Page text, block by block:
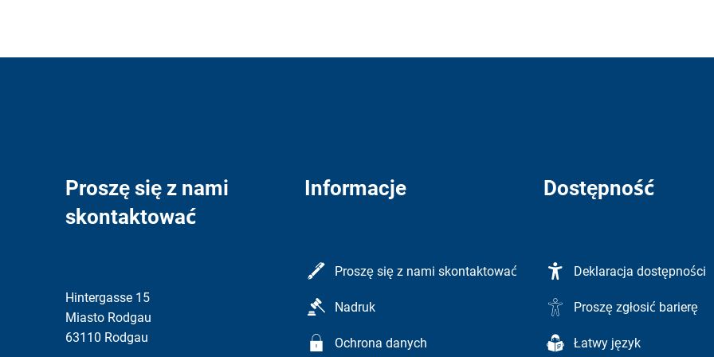
Proszę się z nami
skontaktować
Hintergasse 15
Miasto Rodgau
63110 Rodgau
Informacje
Proszę się z nami skontaktować
Nadruk
Ochrona danych
Dostępność
Deklaracja dostępności
Proszę zgłosić barierę
Łatwy język